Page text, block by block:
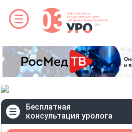
Бесплатная
консультация уролога